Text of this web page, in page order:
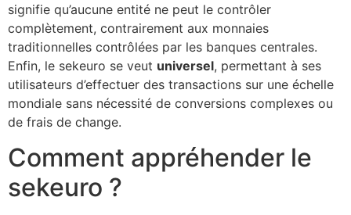
signifie qu’aucune entité ne peut le contrôler
complètement, contrairement aux monnaies
traditionnelles contrôlées par les banques centrales.
Enfin, le sekeuro se veut universel, permettant à ses
utilisateurs d’effectuer des transactions sur une échelle
mondiale sans nécessité de conversions complexes ou
de frais de change.
Comment appréhender le
sekeuro ?